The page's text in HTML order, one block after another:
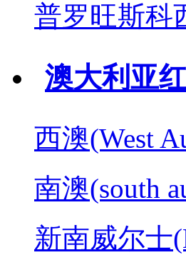
普罗旺斯科
澳大利亚
西澳(West
南澳(south
新南威尔士